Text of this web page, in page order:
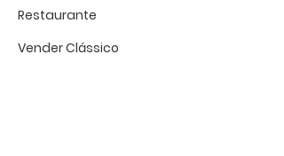
Restaurante
Vender Clássico